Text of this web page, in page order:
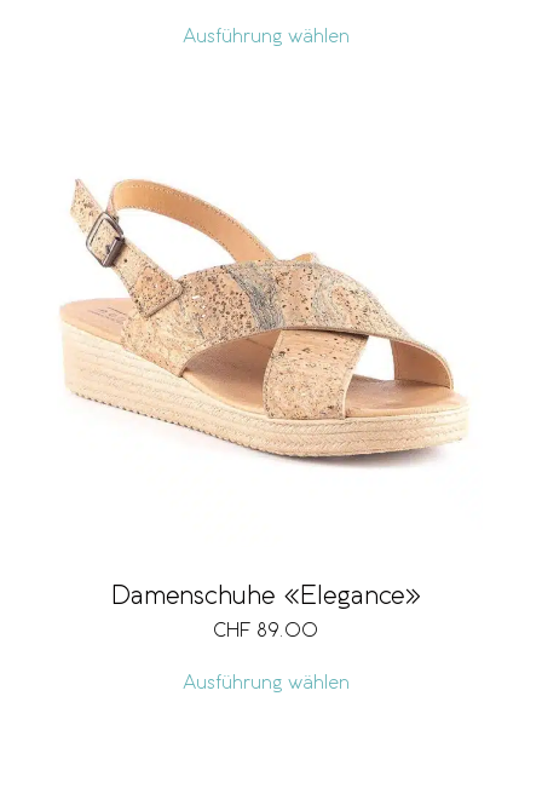
Ausführung wählen
Damenschuhe «Elegance»
CHF 89.00
Ausführung wählen